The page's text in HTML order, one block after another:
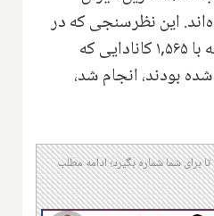
این نظرسنجی که در
۲۰ و ۲۱ دسامبر با مصاحبه با ۱,۵۶۵ کانادایی که
بودند، انجام شد،
برای شما شماره بگیرد؛ ادامه مطلب